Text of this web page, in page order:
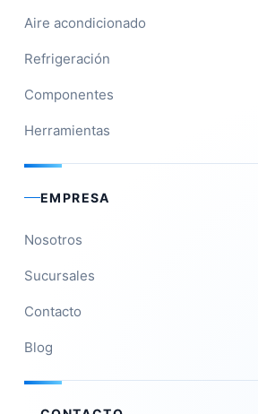
Aire acondicionado
Refrigeración
Componentes
Herramientas
EMPRESA
Nosotros
Sucursales
Contacto
Blog